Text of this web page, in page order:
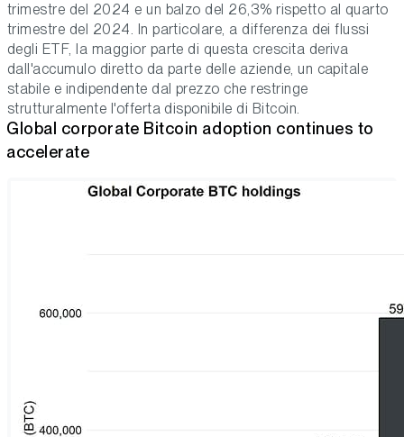
trimestre del 2024 e un balzo del 26,3% rispetto al quarto
trimestre del 2024. In particolare, a differenza dei flussi
degli ETF, la maggior parte di questa crescita deriva
dall'accumulo diretto da parte delle aziende, un capitale
stabile e indipendente dal prezzo che restringe
strutturalmente l'offerta disponibile di Bitcoin.
Global corporate Bitcoin adoption continues to
accelerate